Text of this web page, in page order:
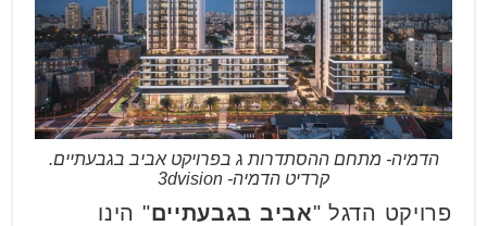
הדמיה- מתחם ההסתדרות ג בפרויקט אביב בגבעתיים.
קרדיט הדמיה- 3dvision
פרויקט הדגל "אביב בגבעתיים" הינו